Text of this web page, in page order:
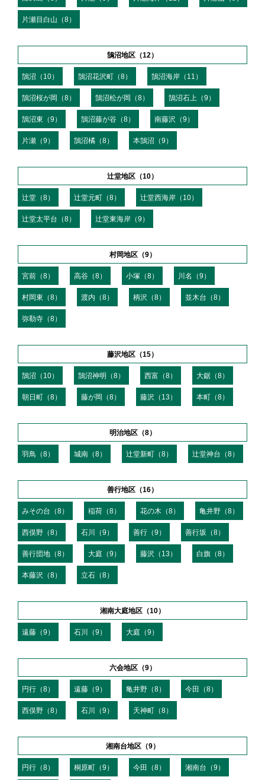
片瀬目白山（8）
鵠沼地区（12）
鵠沼（10） 鵠沼花沢町（8） 鵠沼海岸（11）
鵠沼桜が岡（8） 鵠沼松が岡（8） 鵠沼石上（9）
鵠沼東（9） 鵠沼藤が谷（8） 南藤沢（9）
片瀬（9） 鵠沼橘（8） 本鵠沼（9）
辻堂地区（10）
辻堂（8） 辻堂元町（8） 辻堂西海岸（10）
辻堂太平台（8） 辻堂東海岸（9）
村岡地区（9）
宮前（8） 高谷（8） 小塚（8） 川名（9）
村岡東（8） 渡内（8） 柄沢（8） 並木台（8）
弥勒寺（8）
藤沢地区（15）
鵠沼（10） 鵠沼神明（8） 西富（8） 大鋸（8）
朝日町（8） 藤が岡（8） 藤沢（13） 本町（8）
明治地区（8）
羽鳥（8） 城南（8） 辻堂新町（8） 辻堂神台（8）
善行地区（16）
みその台（8） 稲荷（8） 花の木（8） 亀井野（8）
西俣野（8） 石川（9） 善行（9） 善行坂（8）
善行団地（8） 大庭（9） 藤沢（13） 白旗（8）
本藤沢（8） 立石（8）
湘南大庭地区（10）
遠藤（9） 石川（9） 大庭（9）
六会地区（9）
円行（8） 遠藤（9） 亀井野（8） 今田（8）
西俣野（8） 石川（9） 天神町（8）
湘南台地区（9）
円行（8） 桐原町（9） 今田（8） 湘南台（9）